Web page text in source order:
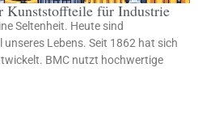
Kunststoffteile für Industrie
Seltenheit. Heute sind
Lebens. Seit 1862 hat sich
BMC nutzt hochwertige